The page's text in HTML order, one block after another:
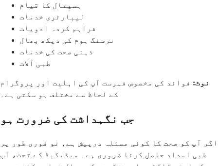
ہسپتال کا قیام
لیبارٹری خدمات
فراہم کردہ ادویات
نرسنگ ہوم کی دیکھ بھال
ذہنی صحت کی خدمات
طبی آلات
نوٹ: فوائد کی مخصوص فہرست آپ کی اہلیت اور پروگرام
کے لحاظ سے مختلف ہو سکتی ہے۔
جب نگہداشت کی ضرورت ہو
اگر آپ کو صحت کا کوئی مسئلہ درپیش ہے، تو فوری طور پر
طبی امداد حاصل کرنا ضروری ہے۔ میڈیکیڈ کے تحت، آپ